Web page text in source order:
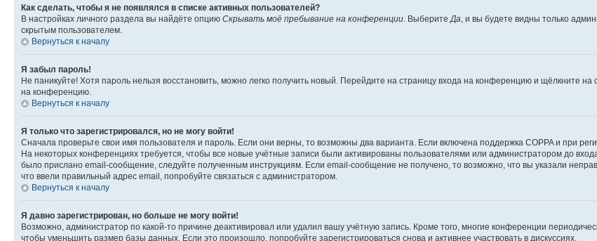
Как сделать, чтобы я не появлялся в списке активных пользователей?
В настройках личного раздела вы найдёте опцию Скрывать моё пребывание на конференции. ВыберитеДа, и вы будете видны только
скрытым пользователем.
Вернуться к началу
Я забыл пароль!
Не паникуйте! Хотя пароль нельзя восстановить, можно легко получить новый. Перейдите на страницу входа на конференцию и щёлкните на
на конференцию.
Вернуться к началу
Я только что зарегистрировался, но не могу войти!
Сначала проверьте свои имя пользователя и пароль. Если они верны, то возможны два варианта. Если включена поддержка COPPA и при
На некоторых конференциях требуется, чтобы все новые учётные записи были активированы пользователями или администратором до
было прислано email-сообщение, следуйте полученным инструкциям. Если email-сообщение не получено, то возможно, что вы указали
что ввели правильный адрес email, попробуйте связаться с администратором.
Вернуться к началу
Я давно зарегистрирован, но больше не могу войти!
Возможно, администратор по какой-то причине деактивировал или удалил вашу учётную запись. Кроме того, многие конференции
чтобы уменьшить размер базы данных. Если это произошло, попробуйте зарегистрироваться снова и активнее участвовать в дискуссиях.